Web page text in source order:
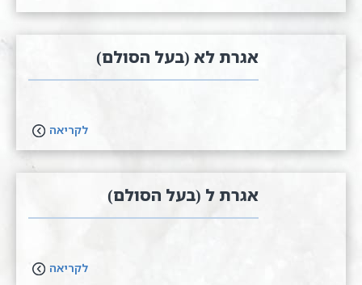
אגרת לא (בעל הסולם)
לקריאה
אגרת ל (בעל הסולם)
לקריאה